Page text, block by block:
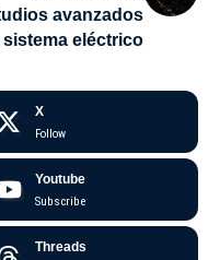
avanzados
sistema eléctrico
X
Follow
Youtube
Subscribe
Threads